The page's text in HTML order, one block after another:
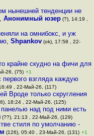
нынешней тенденции не
, Анонимный юзер(?), 14:19 ,
на омнибокс, и уж
, Shpankov(ok), 17:58 , 22-
крайне скудно на фичи для
26, (75) +1
взгляда каждую
, 22-Май-26, (117)
Вроде только скругления
18:24 , 22-Май-26, (125)
над под ними есть
(??), 21:13 , 22-Май-26, (129)
стиля по умолчанию -
(126), 05:40 , 23-Май-26, (131) +1